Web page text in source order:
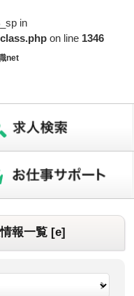
in
on line 1346
net
報一覧 [e]